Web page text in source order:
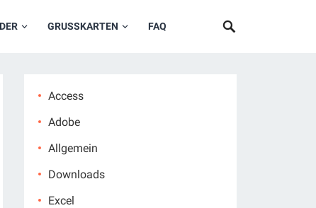
GRUSSKARTEN FAQ
Access
Adobe
Allgemein
Downloads
Excel